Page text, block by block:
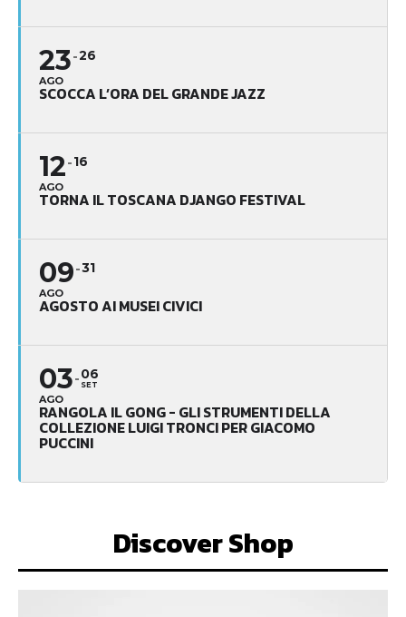
23
AGO
26
SCOCCA L’ORA DEL GRANDE JAZZ
12
AGO
16
TORNA IL TOSCANA DJANGO FESTIVAL
09
AGO
31
AGOSTO AI MUSEI CIVICI
03
AGO
06
SET
RANGOLA IL GONG - GLI STRUMENTI DELLA
COLLEZIONE LUIGI TRONCI PER GIACOMO
PUCCINI
Discover Shop